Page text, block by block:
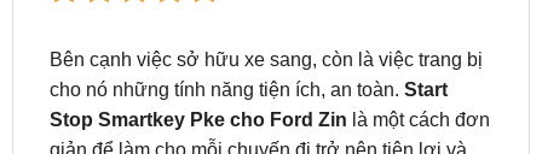
Stop Smartkey Pke cho Ford Zinlà một cách đơn
giản để làm cho mỗi chuyến đi trở nên tiện lợi và
an toàn hơn. Hãy cùng ZKar Auto khám phá lý do
tại sao việc lắp đặt hệ thống này vừa là một nâng